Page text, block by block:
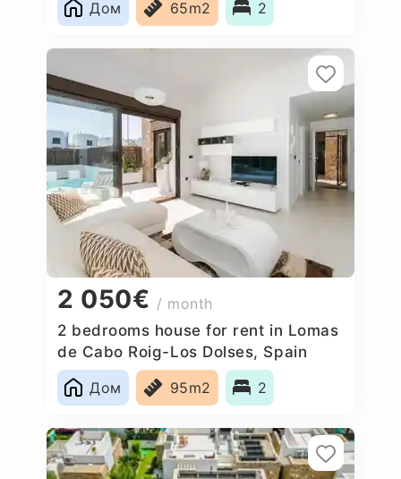
Дом 65m2 2
2 050€ / month
2 bedrooms house for rent in Lomas
de Cabo Roig-Los Dolses, Spain
Дом
95m2 2